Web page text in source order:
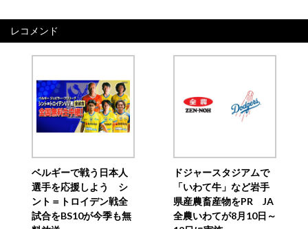
レコメンド
ベルギーで戦う日本人
選手を応援しよう シ
ント＝トロイデン戦全
試合をBS10が今季も無
ドジャースタジアムで
「いわて牛」など岩手
県産農畜産物をPR JA
全農いわてが8月10日～